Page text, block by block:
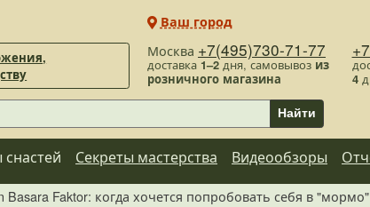
Москва +7(495)730-71-77
доставка 1–2дня, самовывоз из
розничного магазина
4
Ваш город
Найти
Секреты мастерства Видеообзоры
Basara Faktor: когда хочется попробовать себя в "мормо"